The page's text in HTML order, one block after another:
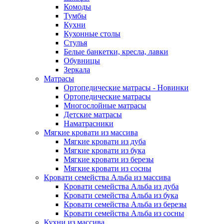
Комоды
Тумбы
Кухни
Кухонные столы
Стулья
Белые банкетки, кресла, лавки
Обувницы
Зеркала
Матрасы
Ортопедические матрасы - Новинки
Ортопедические матрасы
Многослойные матрасы
Детские матрасы
Наматрасники
Мягкие кровати из массива
Мягкие кровати из дуба
Мягкие кровати из бука
Мягкие кровати из березы
Мягкие кровати из сосны
Кровати семейства Альба из массива
Кровати семейства Альба из дуба
Кровати семейства Альба из бука
Кровати семейства Альба из березы
Кровати семейства Альба из сосны
Кухни из массива